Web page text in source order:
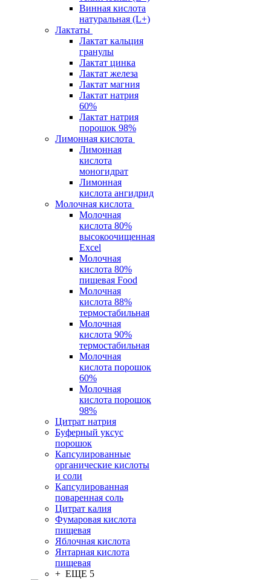
Винная кислота
натуральная (L+)
Лактаты
Лактат кальция
гранулы
Лактат цинка
Лактат железа
Лактат магния
Лактат натрия
60%
Лактат натрия
порошок 98%
Лимонная кислота
Лимонная
кислота
моногидрат
Лимонная
кислота ангидрид
Молочная кислота
Молочная
кислота 80%
высокоочищенная
Excel
Молочная
кислота 80%
пищевая Food
Молочная
кислота 88%
термостабильная
Молочная
кислота 90%
термостабильная
Молочная
кислота порошок
60%
Молочная
кислота порошок
98%
Цитрат натрия
Буферный уксус
порошок
Капсулированные
органические кислоты
и соли
Капсулированная
поваренная соль
Цитрат калия
Фумаровая кислота
пищевая
Яблочная кислота
Янтарная кислота
пищевая
+ ЕЩЕ 5